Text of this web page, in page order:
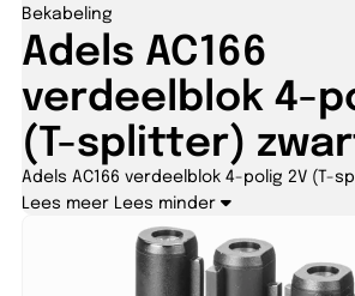
Bekabeling
Adels AC166
verdeelblok 4-
(T-splitter)
Adels AC166 verdeelblok 4-polig 2V (T-
Lees meer Lees minder